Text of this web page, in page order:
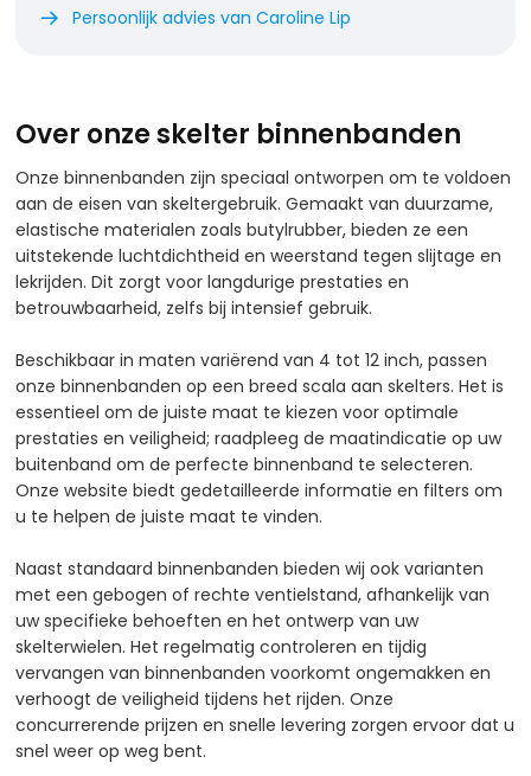
 Persoonlijk advies van Caroline Lip
Over onze skelter binnenbanden
Onze binnenbanden zijn speciaal ontworpen om te voldoen
aan de eisen van skeltergebruik. Gemaakt van duurzame,
elastische materialen zoals butylrubber, bieden ze een
uitstekende luchtdichtheid en weerstand tegen slijtage en
lekrijden. Dit zorgt voor langdurige prestaties en
betrouwbaarheid, zelfs bij intensief gebruik.​
Beschikbaar in maten variërend van 4 tot 12 inch, passen
onze binnenbanden op een breed scala aan skelters. Het is
essentieel om de juiste maat te kiezen voor optimale
prestaties en veiligheid; raadpleeg de maatindicatie op uw
buitenband om de perfecte binnenband te selecteren.
Onze website biedt gedetailleerde informatie en filters om
u te helpen de juiste maat te vinden.​
Naast standaard binnenbanden bieden wij ook varianten
met een gebogen of rechte ventielstand, afhankelijk van
uw specifieke behoeften en het ontwerp van uw
skelterwielen. Het regelmatig controleren en tijdig
vervangen van binnenbanden voorkomt ongemakken en
verhoogt de veiligheid tijdens het rijden. Onze
concurrerende prijzen en snelle levering zorgen ervoor dat u
snel weer op weg bent.